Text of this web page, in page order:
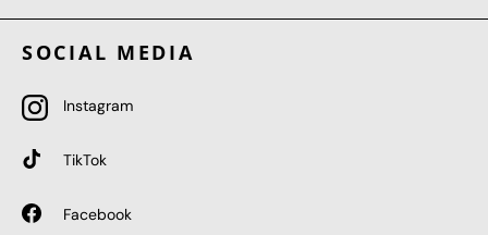
SOCIAL MEDIA
Instagram
TikTok
Facebook